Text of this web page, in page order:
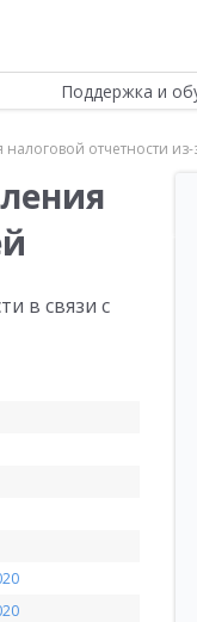
Поддержка и
отчетности
в связи с